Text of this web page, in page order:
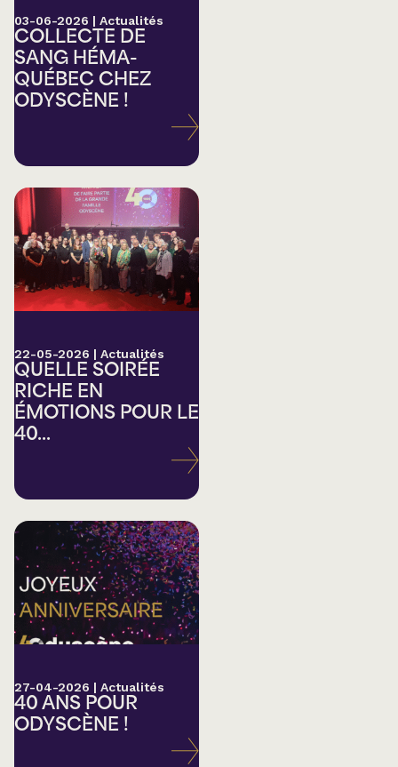
03-06-2026 | Actualités
COLLECTE DE
SANG HÉMA-
QUÉBEC CHEZ
ODYSCÈNE !
22-05-2026 | Actualités
QUELLE SOIRÉE
RICHE EN
ÉMOTIONS POUR LE
40...
27-04-2026 | Actualités
40 ANS POUR
ODYSCÈNE !